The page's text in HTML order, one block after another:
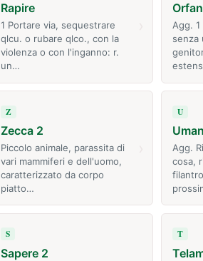
Rapire
1 Portare via, sequestrare
qlcu. o rubare qlco., con la
violenza o con l'inganno: r.
un…
Agg.
senza
Z
Zecca 2
Piccolo animale, parassita di
vari mammiferi e dell'uomo,
caratterizzato da corpo
piatto…
U
Agg.
cosa,
S
Sapere 2
T